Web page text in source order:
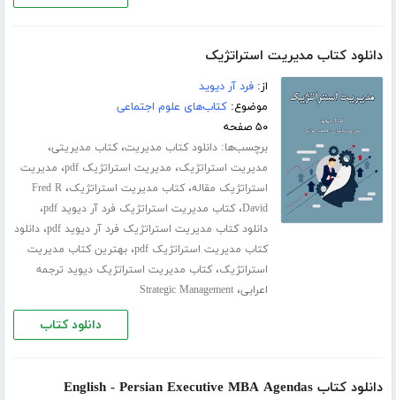
دانلود کتاب مدیریت استراتژیک
از:فرد آر دیوید
موضوع:کتاب‌های علوم اجتماعی
۵۰ صفحه
برچسب‌ها:دانلود کتاب مدیریت،کتاب مدیریتی،
مدیریت استراتژیک، مدیریت استراتژیک pdf ، مدیریت
استراتژیک مقاله،کتاب مدیریت استراتژیک،Fred R
David،کتاب مدیریت استراتژیک فرد آر دیوید pdf ،
دانلود کتاب مدیریت استراتژیک فرد آر دیوید pdf ،دانلود
کتاب مدیریت استراتژیک pdf
،بهترین کتاب مدیریت
استراتژیک،کتاب مدیریت استراتژیک دیوید ترجمه
اعرابی،Strategic Management
دانلود کتاب
دانلود کتاب English - Persian Executive MBA Agendas